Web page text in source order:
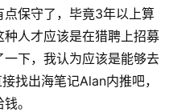
保守了，毕竟3年以上算
人才应该是在猎聘上招募
下，我认为应该是能够去
找出海笔记Alan内推吧，
。